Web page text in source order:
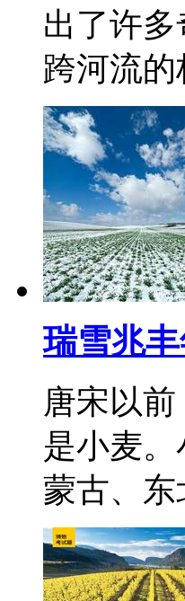
出了许
跨河流
瑞雪兆
唐宋以
是小麦
蒙古、